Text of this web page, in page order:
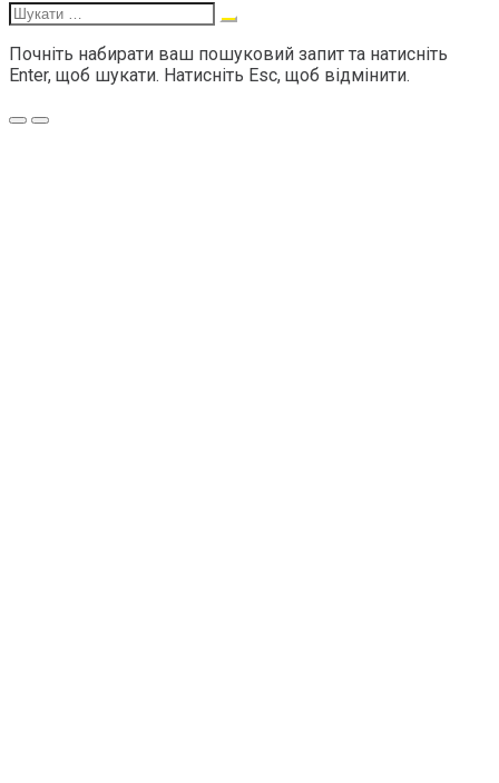
Шукати:
Почніть набирати ваш пошуковий запит та натисніть
Enter, щоб шукати. Натисніть Esc, щоб відмінити.
Меню